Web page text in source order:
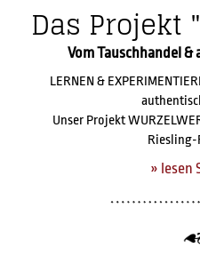
Das Projekt
Vom Tauschhandel
LERNEN &
Unser Projekt
Riesling-
» lesen